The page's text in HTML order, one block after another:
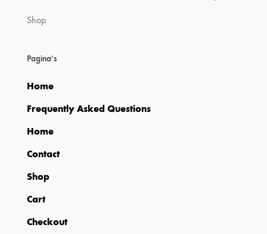
Shop
Pagina’s
Home
Frequently Asked Questions
Home
Contact
Shop
Cart
Checkout